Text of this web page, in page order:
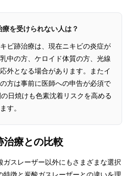
を受けられない人は？
ビ跡治療は、現在ニキビの炎症が
中の方、ケロイド体質の方、光線
外となる場合があります。またイ
方は事前に医師への申告が必須で
日焼けも色素沈着リスクを高める
す。
治療との比較
ガスレーザー以外にもさまざまな選択